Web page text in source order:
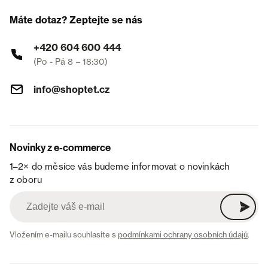
Máte dotaz? Zeptejte se nás
+420 604 600 444
(Po - Pá 8 – 18:30)
info@shoptet.cz
Novinky z e-commerce
1–2× do měsíce vás budeme informovat o novinkách
z oboru
Vložením e-mailu souhlasíte spodmínkami ochrany osobních údajů.